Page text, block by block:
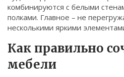
комбинируются с белыми
полками. Главное – не
несколькими яркими
Как правильно
мебели